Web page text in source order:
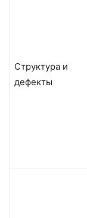
Структура и
дефекты